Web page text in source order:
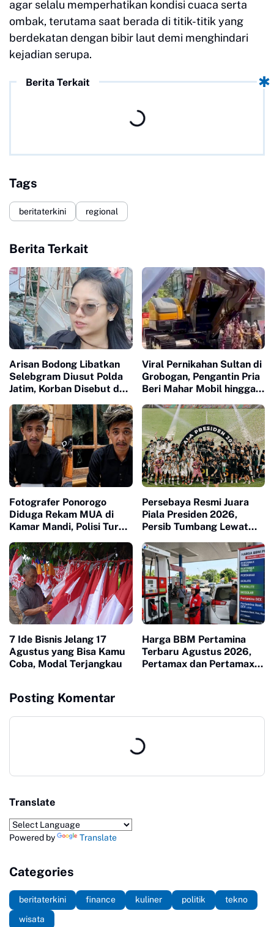
agar selalu memperhatikan kondisi cuaca serta
ombak, terutama saat berada di titik-titik yang
berdekatan dengan bibir laut demi menghindari
kejadian serupa.
Berita Terkait
Tags
beritaterkini regional
Berita Terkait
Arisan Bodong Libatkan
Selebgram Diusut Polda
Jatim, Korban Disebut dari
Viral Pernikahan Sultan di
Grobogan, Pengantin Pria
Beri Mahar Mobil hingga
Fotografer Ponorogo
Diduga Rekam MUA di
Kamar Mandi, Polisi Turun
Persebaya Resmi Juara
Piala Presiden 2026,
Persib Tumbang Lewat
7 Ide Bisnis Jelang 17
Agustus yang Bisa Kamu
Coba, Modal Terjangkau
Harga BBM Pertamina
Terbaru Agustus 2026,
Pertamax dan Pertamax
Posting Komentar
Translate
Powered by Translate
Categories
beritaterkini finance kuliner politik
tekno
wisata